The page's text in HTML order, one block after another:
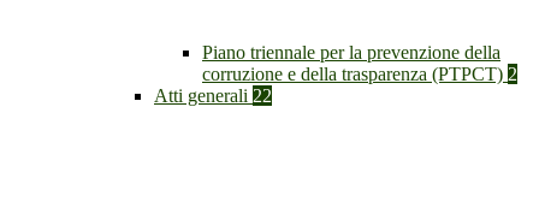
Piano triennale per la prevenzione della
corruzione e della trasparenza (PTPCT) 2
Atti generali 22